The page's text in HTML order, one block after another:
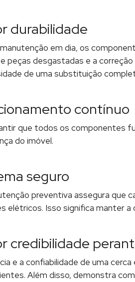
durabilidade
em dia, os
peças desgastadas e a
de uma substituição
contínuo
que todos os componentes
do imóvel.
seguro
preventiva assegura que
elétricos. Isso significa manter
credibilidade
e a confiabilidade de uma
Além disso, demonstra